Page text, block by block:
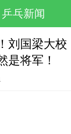
乒乓新闻
刘国梁大校
是将军！